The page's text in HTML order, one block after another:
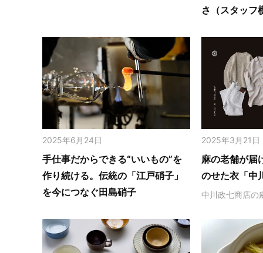
さ（スタッフ
2025年6月24日
手仕事だからできる“いいもの”を
作り続ける。伝統の「江戸硝子」
を今につなぐ田島硝子
2025年3月21日
麻の老舗が届
のせた衣「中
中川政七商店の